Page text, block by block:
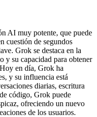
AI muy potente, que puede
cuestión de segundos
Grok se destaca en la
y su capacidad para obtener
en día, Grok ha
y su influencia está
diarias, escritura
código, Grok puede
ofreciendo un nuevo
de los usuarios.